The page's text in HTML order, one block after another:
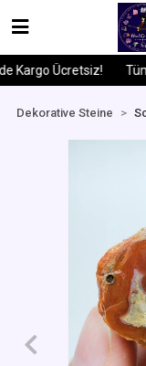
Kargo Ücretsiz!
Dekorative Steine